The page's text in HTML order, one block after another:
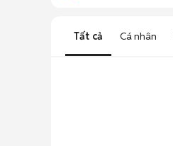
Tất cả Cá nhân